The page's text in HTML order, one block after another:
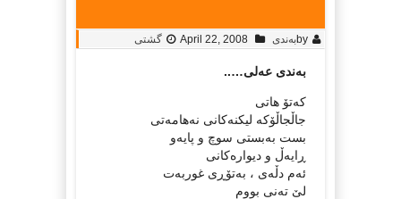
byبه‌ندی April 22, 2008 گشتی
به‌ندی عه‌لی…..
که‌تۆ هاتی
جاڵجاڵۆکه‌ لیکنه‌کانی نه‌هامه‌تی
بست به‌بستی سوچ و پایه‌و
ڕایه‌ڵ و دیواره‌کانی
ئه‌م دڵه‌ی ، به‌تۆڕی غوربه‌ت
لێ ته‌نی بووم